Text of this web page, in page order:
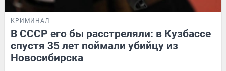
КРИМИНАЛ
В СССР его бы расстреляли: в Кузбассе
спустя 35 лет поймали убийцу из
Новосибирска